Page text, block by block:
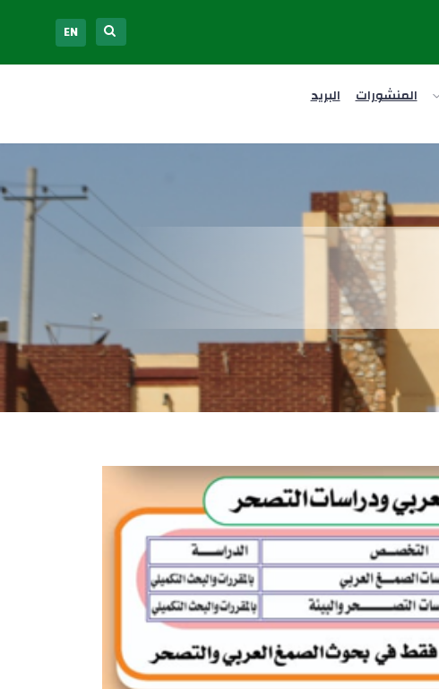
EN
المنشورات البريد